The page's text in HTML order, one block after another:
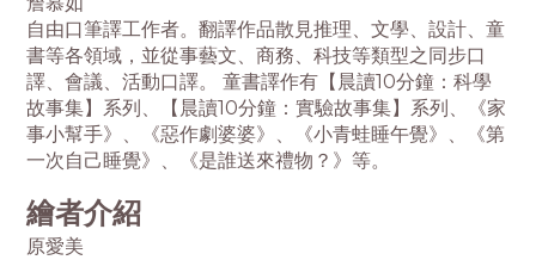
自由口筆譯工作者。翻譯作品散見推理、文學、設計、童
書等各領域，並從事藝文、商務、科技等類型之同步口
譯、會議、活動口譯。 童書譯作有【晨讀10分鐘：科學
故事集】系列、【晨讀10分鐘：實驗故事集】系列、《家
事小幫手》、《惡作劇婆婆》、《小青蛙睡午覺》、《第
一次自己睡覺》、《是誰送來禮物？》等。
繪者介紹
原愛美